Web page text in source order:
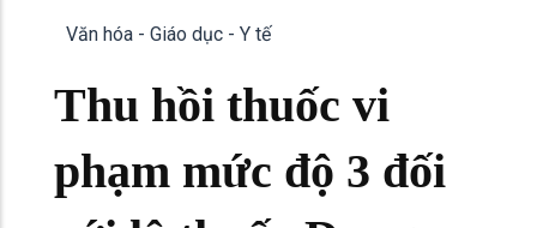
Văn hóa - Giáo dục - Y tế
Thu hồi thuốc vi
phạm mức độ 3 đối